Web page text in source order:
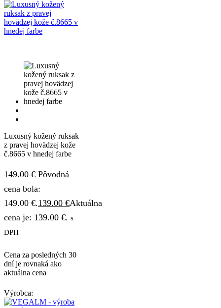
Luxusný kožený ruksak
z pravej hovädzej kože
č.8665 v hnedej farbe
149.00€ Pôvodná
cena bola:
149.00 €.139.00 €Aktuálna
cena je: 139.00 €. s
DPH
Cena za posledných 30
dní je rovnaká ako
aktuálna cena
Výrobca: